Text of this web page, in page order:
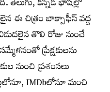
తెలుగు, కన్నడ భాష‌ల్లో
ఈ చిత్రం బాక్సాఫీస్ వద్ద
తొలి రోజు నుంచే
ప్రేక్షకులను
నుంచి ప్రశంసలు
IMDbలోనూ మంచి